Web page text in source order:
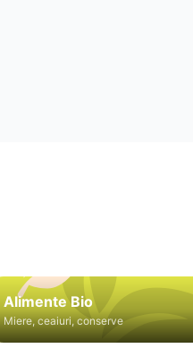
Alimente Bio
Miere, ceaiuri, conserve